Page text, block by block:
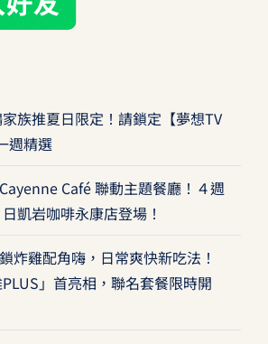
族推夏日限定！請鎖定【夢想TV
週精選
Café 聯動主題餐廳！４週
凱岩咖啡永康店登場！
炸雞配角嗨，日常爽快新吃法！
PLUS」首亮相，聯名套餐限時開